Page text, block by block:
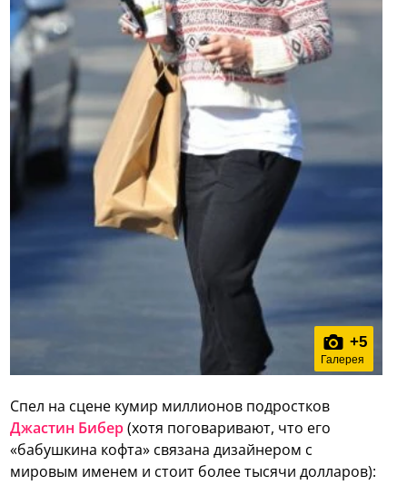
+5
Галерея
Спел на сцене кумир миллионов подростков
Джастин Бибер(хотя поговаривают, что его
«бабушкина кофта» связана дизайнером с
мировым именем и стоит более тысячи долларов):